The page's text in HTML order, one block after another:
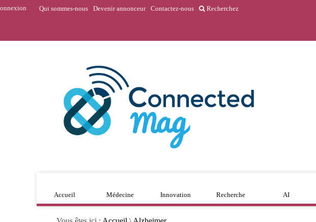
Qui sommes-nous Devenir annonceur Contactez-nous Recherchez
Accueil Médecine Innovation Recherche AI